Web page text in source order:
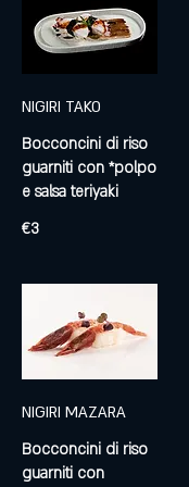
NIGIRI TAKO
Bocconcini di riso
guarniti con *polpo
e salsa teriyaki
€3
NIGIRI MAZARA
Bocconcini di riso
guarniti con